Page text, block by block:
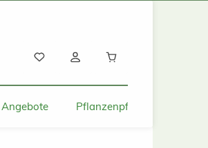
Pflanzenpflege und Tipps